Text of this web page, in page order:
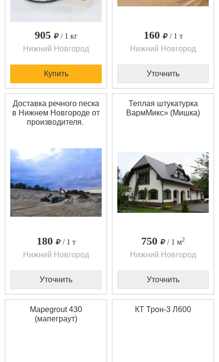
Минимальный объем
905
/ 1 кг
Нижний Новгород
Купить
160
/ 1 т
Нижний Новгород
Уточнить
Доставка речного песка
в Нижнем Новгороде от
производителя.
180
/ 1 т
Нижний Новгород
Уточнить
Теплая штукатурка
ВармМикс» (Мишка)
750 / 1 м2
Нижний Новгород
Уточнить
Mapegrout 430
(мапеграут)
КТ Трон-3 Л600